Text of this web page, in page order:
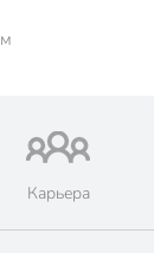
Карьера